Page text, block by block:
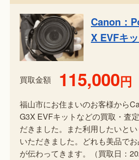
Canon：
X EVFキ
買取金額 115,000円
福山市にお住まいのお客様から
G3X EVFキットなどの買取・査
だきました。また利用したいと
いただきました。どれも美品で
が伝わってきます。（買取日：